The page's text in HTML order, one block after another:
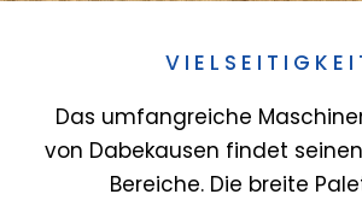
Das umfangreiche
von Dabekausen findet
Bereiche. Die breite